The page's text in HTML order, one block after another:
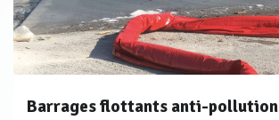
Barrages flottants anti-pollution